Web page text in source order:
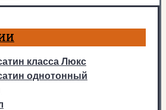
класса Люкс
однотонный